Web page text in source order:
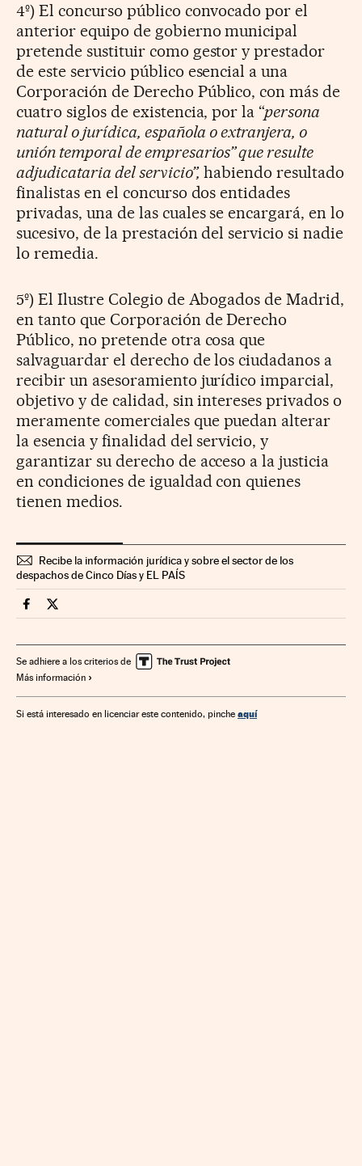
4º) El concurso público convocado por el
anterior equipo de gobierno municipal
pretende sustituir como gestor y prestador
de este servicio público esencial a una
Corporación de Derecho Público, con más de
cuatro siglos de existencia, por la “persona
natural o jurídica, española o extranjera, o
unión temporal de empresarios” que resulte
adjudicataria del servicio”,habiendo resultado
finalistas en el concurso dos entidades
privadas, una de las cuales se encargará, en lo
sucesivo, de la prestación del servicio si nadie
lo remedia.
5º) El Ilustre Colegio de Abogados de Madrid,
en tanto que Corporación de Derecho
Público, no pretende otra cosa que
salvaguardar el derecho de los ciudadanos a
recibir un asesoramiento jurídico imparcial,
objetivo y de calidad, sin intereses privados o
meramente comerciales que puedan alterar
la esencia y finalidad del servicio, y
garantizar su derecho de acceso a la justicia
en condiciones de igualdad con quienes
tienen medios.
Recibe la información jurídica y sobre el sector de los
despachos de Cinco Días y EL PAÍS
Legal Cinco Días en Facebook
Legal Cinco Días en Twitter
Se adhiere a los criterios de
Más información
Si está interesado en licenciar este contenido, pinche aquí